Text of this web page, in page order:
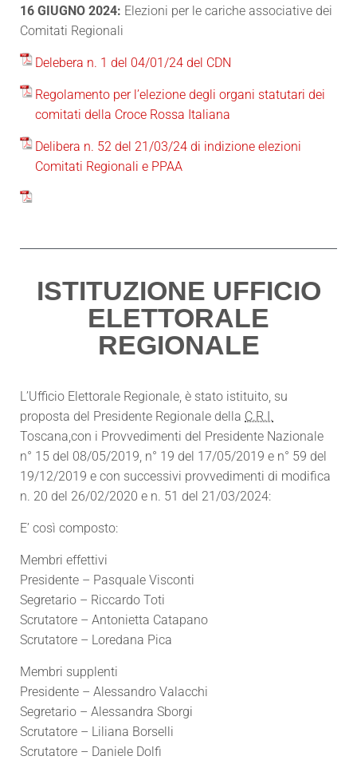
16 GIUGNO 2024: Elezioni per le cariche associative dei
Comitati Regionali
Delebera n. 1 del 04/01/24 del CDN
Regolamento per l’elezione degli organi statutari dei
comitati della Croce Rossa Italiana
Delibera n. 52 del 21/03/24 di indizione elezioni
Comitati Regionali e PPAA
ISTITUZIONE UFFICIO
ELETTORALE
REGIONALE
L’Ufficio Elettorale Regionale, è stato istituito, su
proposta del Presidente Regionale della C.R.I.
Toscana,con i Provvedimenti del Presidente Nazionale
n° 15 del 08/05/2019, n° 19 del 17/05/2019 e n° 59 del
19/12/2019 e con successivi provvedimenti di modifica
n. 20 del 26/02/2020 e n. 51 del 21/03/2024:
E’ così composto:
Membri effettivi
Presidente – Pasquale Visconti
Segretario – Riccardo Toti
Scrutatore – Antonietta Catapano
Scrutatore – Loredana Pica
Membri supplenti
Presidente – Alessandro Valacchi
Segretario – Alessandra Sborgi
Scrutatore – Liliana Borselli
Scrutatore – Daniele Dolfi